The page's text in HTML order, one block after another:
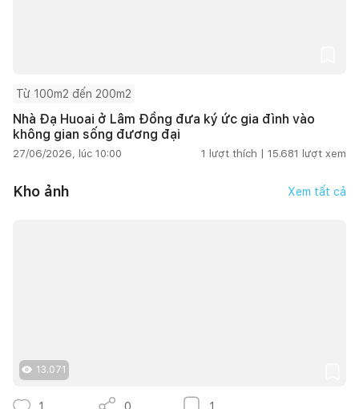
Từ 100m2 đến 200m2
Nhà Đạ Huoai ở Lâm Đồng đưa ký ức gia đình vào
không gian sống đương đại
27/06/2026, lúc 10:00 1 lượt thích | 15.681 lượt xem
Kho ảnh Xem tất cả
13.071